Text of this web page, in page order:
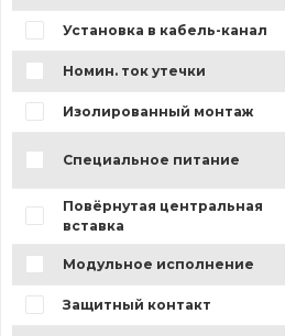
Установка в кабель-канал
Номин. ток утечки
Изолированный монтаж
Специальное питание
Повёрнутая центральная
вставка
Модульное исполнение
Защитный контакт